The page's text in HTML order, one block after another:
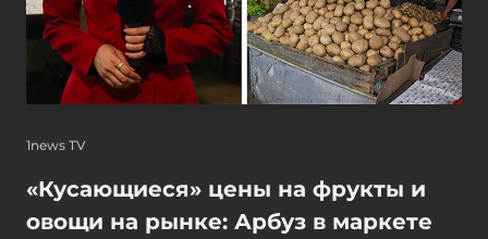
1news TV
«Кусающиеся» цены на фрукты и
овощи на рынке: Арбуз в маркете